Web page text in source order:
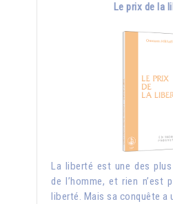
Le prix de la
La liberté est une des
de l’homme, et rien n’est
liberté. Mais sa conquête a